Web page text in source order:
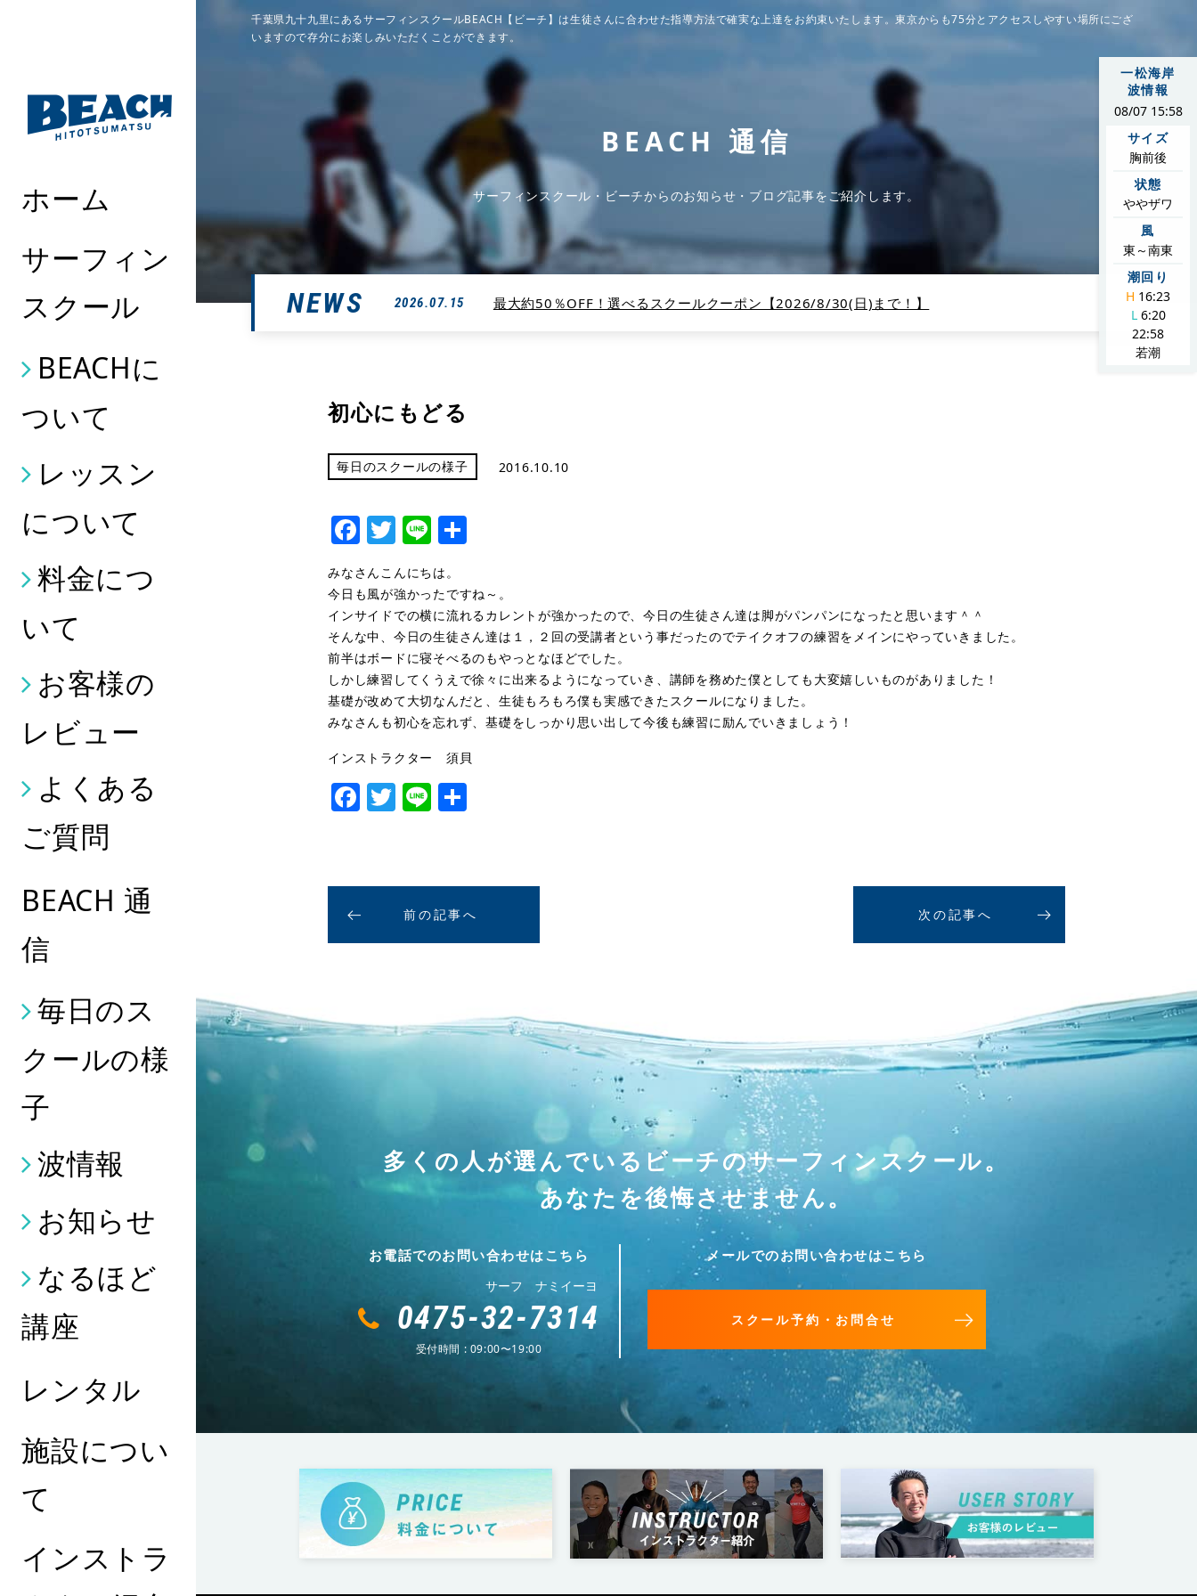
ホーム
サーフィン
スクール
BEACHに
ついて
レッスン
について
料金につ
いて
お客様の
レビュー
よくある
ご質問
BEACH 通
信
毎日のス
クールの様
子
波情報
お知らせ
なるほど
講座
レンタル
施設につい
て
インストラ
一松海岸
波情報
08/07 15:58
サイズ
胸前後
状態
ややザワ
風
東～南東
潮回り
H 16:23
L6:20
22:58
若潮
千葉県九十九里にあるサーフィンスクールBEACH【ビーチ】は生徒さんに合わせた指導方法で確実な上達をお約束いたします。東京からも75分とアクセスしやすい場所にござ
いますので存分にお楽しみいただくことができます。
BEACH 通信
サーフィンスクール・ビーチからのお知らせ・ブログ記事をご紹介します。
NEWS 2026.07.15 最大約50％OFF！選べるスクールクーポン【2026/8/30(日)まで！】
初心にもどる
毎日のスクールの様子 2016.10.10
Facebook
Twitter
Line
みなさんこんにちは。
今日も風が強かったですね～。
インサイドでの横に流れるカレントが強かったので、今日の生徒さん達は脚がパンパンになったと思います＾＾
そんな中、今日の生徒さん達は１，２回の受講者という事だったのでテイクオフの練習をメインにやっていきました。
前半はボードに寝そべるのもやっとなほどでした。
しかし練習してくうえで徐々に出来るようになっていき、講師を務めた僕としても大変嬉しいものがありました！
基礎が改めて大切なんだと、生徒もろもろ僕も実感できたスクールになりました。
みなさんも初心を忘れず、基礎をしっかり思い出して今後も練習に励んでいきましょう！
インストラクター 須貝
Facebook
Twitter
Line
前の記事へ 次の記事へ
多くの人が選んでいるビーチのサーフィンスクール。
あなたを後悔させません。
お電話でのお問い合わせはこちら
サーフ ナミイーヨ
0475-32-7314
受付時間 : 09:00〜19:00
メールでのお問い合わせはこちら
スクール予約・お問合せ